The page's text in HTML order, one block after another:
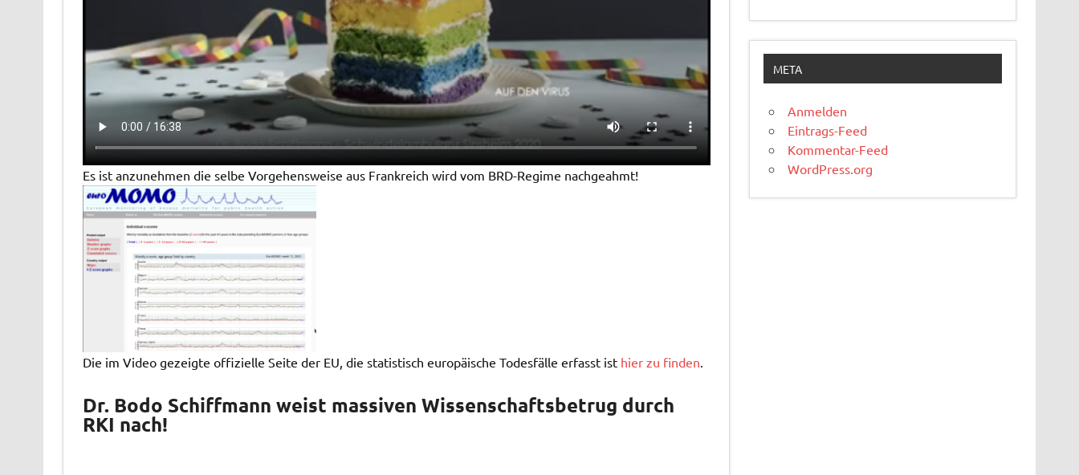
Es ist anzunehmen die selbe Vorgehensweise aus Frankreich wird vom BRD-Regime nachgeahmt!
Die im Video gezeigte offizielle Seite der EU, die statistisch europäische Todesfälle erfasst ist hier zu finden.
Dr. Bodo Schiffmann weist massiven Wissenschaftsbetrug durch
RKI nach!
META
Anmelden
Eintrags-Feed
Kommentar-Feed
WordPress.org